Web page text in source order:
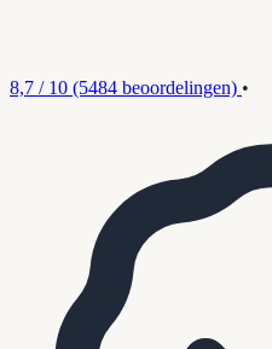
8,7 / 10 (5484 beoordelingen) •